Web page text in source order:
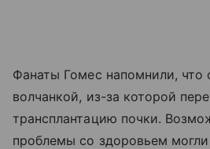
Фанаты Гомес напомнили, что
волчанкой, из-за которой
трансплантацию почки.
проблемы со здоровьем